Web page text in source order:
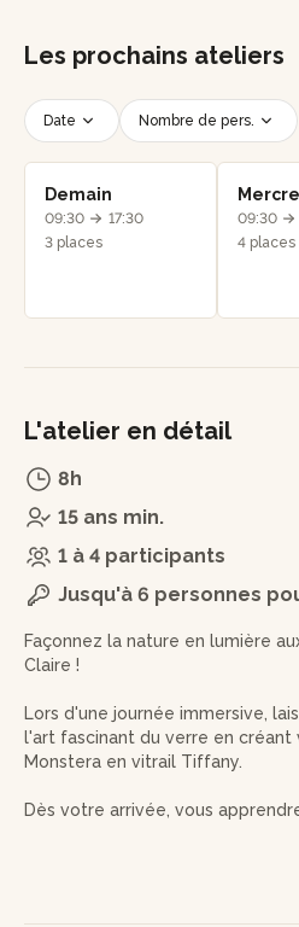
Les prochains ateliers
Date Nombre de pers.
Créneau horaire
Demain
09:30
17:30
3 places
09:30
4 places
L'atelier en détail
8h
15 ans min.
1 à 4 participants
Jusqu'à 6 personnes
Façonnez la nature en lumière
Claire !
Lors d'une journée immersive,
l'art fascinant du verre en
Monstera en vitrail Tiffany.
Dès votre arrivée, vous